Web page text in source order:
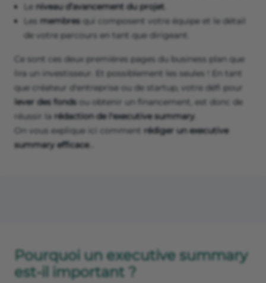
Le niveau d’avancement du projet
Les membres qui composent votre équipe et le détail
de votre parcours en tant que dirigeant.
Ce sont ces deux premières pages du business plan que
lira un investisseur. Et possiblement les seules ! En tant
que créateur d'entreprise ou de startup, votre défi pour
lever des fonds ou obtenir un financement, est donc de
réussir la rédaction de l'executive summary
On vous explique ici comment rédiger un executive
summary efficace…
Pourquoi un executive summary
est-il important ?